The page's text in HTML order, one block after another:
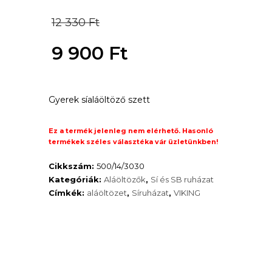
12 330Ft
price
12
9 900 Ft
price
is:
900 Ft.
Gyerek síaláöltöző szett
Ez a termék jelenleg nem elérhető. Hasonló
termékek széles választéka vár üzletünkben!
Cikkszám: 500/14/3030
Kategóriák: Aláöltözők, Sí és SB ruházat
Címkék: aláöltözet, Síruházat, VIKING